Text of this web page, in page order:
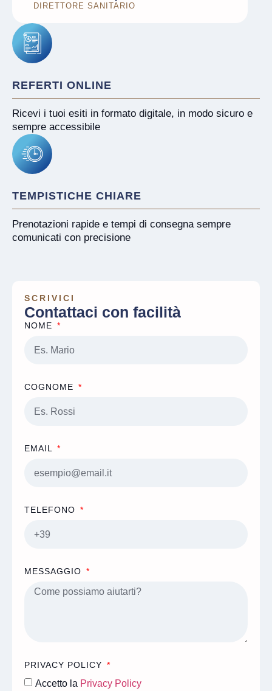
DIRETTORE SANITARIO
REFERTI ONLINE
Ricevi i tuoi esiti in formato digitale, in modo sicuro e
sempre accessibile
TEMPISTICHE CHIARE
Prenotazioni rapide e tempi di consegna sempre
comunicati con precisione
SCRIVICI
Contattaci con facilità
NOME
COGNOME
EMAIL
TELEFONO
MESSAGGIO
PRIVACY POLICY
Accetto la Privacy Policy